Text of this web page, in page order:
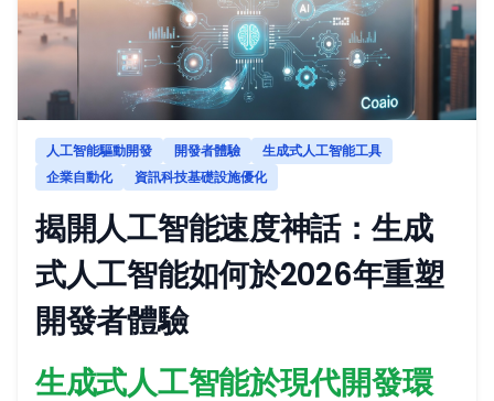
人工智能驅動開發 開發者體驗
生成式人工智能工具
企業自動化
資訊科技基礎設施優化
揭開人工智能速度神話：生成
式人工智能如何於2026年重塑
開發者體驗
生成式人工智能於現代開發環